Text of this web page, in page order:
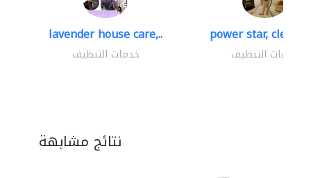
lavender house care,..
خدمات التنظيف
power star,
خدمات التنظيف
نتائج مشابهة